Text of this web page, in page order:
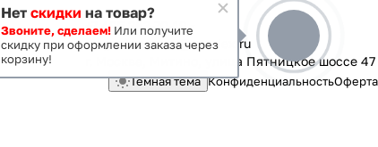
+7 495 363-70-19
magazin-vanna@yandex.ru
г. Москва, Митино, улица Пятницкое шоссе 47
Темная тема КонфиденциальностьОферта
Нет скидки на товар?
Звоните, сделаем! Или получите
скидку при оформлении заказа через
корзину!